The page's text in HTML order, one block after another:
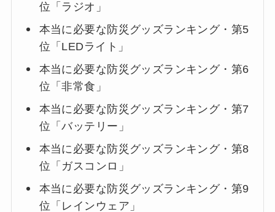
位「ラジオ」
本当に必要な防災グッズランキング・第5
位「LEDライト」
本当に必要な防災グッズランキング・第6
位「非常食」
本当に必要な防災グッズランキング・第7
位「バッテリー」
本当に必要な防災グッズランキング・第8
位「ガスコンロ」
本当に必要な防災グッズランキング・第9
位「レインウェア」